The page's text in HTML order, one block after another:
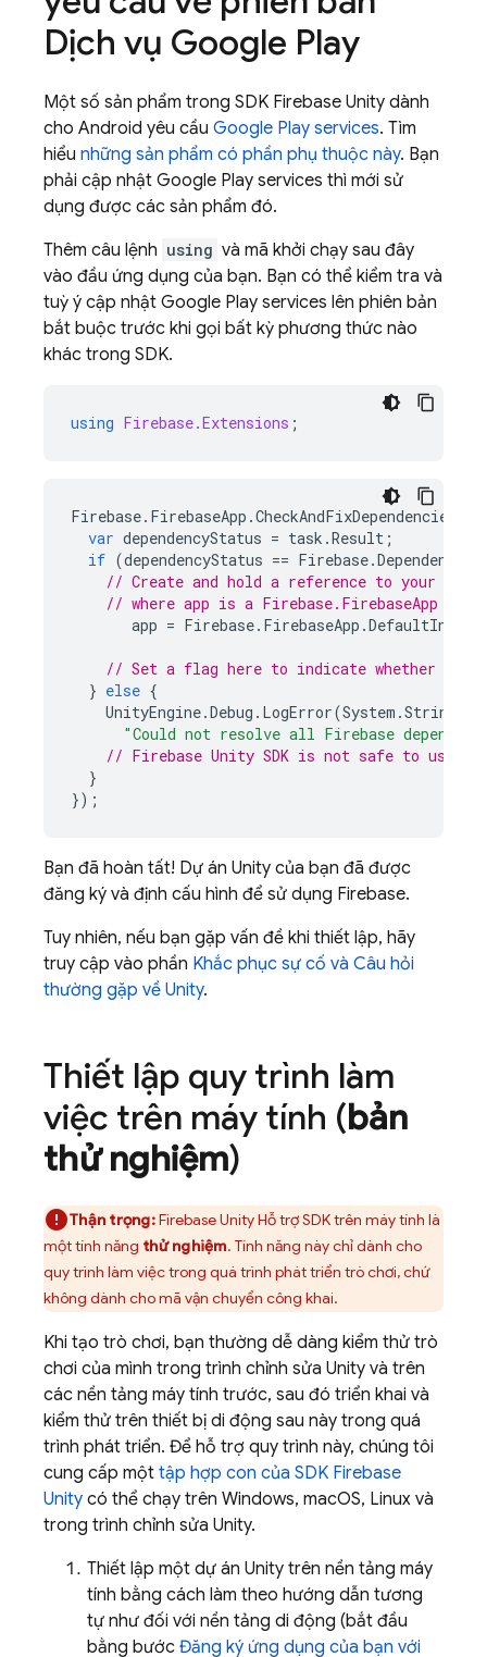
Dịch vụ Google Play
Một số sản phẩm trong SDK Firebase Unity dành
cho Android yêu cầu Google Play services. Tìm
hiểu những sản phẩm có phần phụ thuộc này. Bạn
phải cập nhật Google Play services thì mới sử
dụng được các sản phẩm đó.
Thêm câu lệnh using và mã khởi chạy sau đây
vào đầu ứng dụng của bạn. Bạn có thể kiểm tra và
tuỳ ý cập nhật Google Play services lên phiên bản
bắt buộc trước khi gọi bất kỳ phương thức nào
khác trong SDK.
using Firebase.Extensions ;
Firebase. FirebaseApp .
var dependencyStatus = task .Result ;
if (dependencyStatus == Firebase.
// Create and hold a reference to your
// where app is a Firebase.FirebaseApp
app = Firebase. FirebaseApp .
// Set a flag here to indicate whether
} else {
UnityEngine.Debug . LogError(System .String
"Could not resolve all Firebase
// Firebase Unity SDK is not safe to use
}
});
Bạn đã hoàn tất! Dự án Unity của bạn đã được
đăng ký và định cấu hình để sử dụng Firebase.
Tuy nhiên, nếu bạn gặp vấn đề khi thiết lập, hãy
truy cập vào phần Khắc phục sự cố và Câu hỏi
thường gặp về Unity.
Thiết lập quy trình làm
việc trên máy tính (bản
thử nghiệm)
Thận trọng:FirebaseUnityHỗ trợ SDK trên máy tính là
một tính năng thử nghiệm. Tính năng này chỉ dành cho
quy trình làm việc trong quá trình phát triển trò chơi, chứ
không dành cho mã vận chuyển công khai.
Khi tạo trò chơi, bạn thường dễ dàng kiểm thử trò
chơi của mình trong trình chỉnh sửa Unity và trên
các nền tảng máy tính trước, sau đó triển khai và
kiểm thử trên thiết bị di động sau này trong quá
trình phát triển. Để hỗ trợ quy trình này, chúng tôi
cung cấp một tập hợp con của SDK Firebase
Unity có thể chạy trên Windows, macOS, Linux và
trong trình chỉnh sửa Unity.
Thiết lập một dự án Unity trên nền tảng máy
tính bằng cách làm theo hướng dẫn tương
tự như đối với nền tảng di động (bắt đầu
bằng bước Đăng ký ứng dụng của bạn với